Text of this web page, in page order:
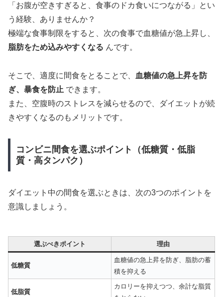
「お腹が空きすぎると、食事のドカ食いにつながる」とい
う経験、ありませんか？
極端な食事制限をすると、次の食事で血糖値が急上昇し、
脂肪をため込みやすくなる んです。
そこで、適度に間食をとることで、
血糖値の急上昇を防
ぎ、暴食を防止 できます。
また、空腹時のストレスを減らせるので、ダイエットが続
きやすくなるのもメリットです。
コンビニ間食を選ぶポイント（低糖質・低脂
質・高タンパク）
ダイエット中の間食を選ぶときは、次の3つのポイントを
意識しましょう。
選ぶべきポイント 理由
低糖質
血糖値の急上昇を防ぎ、脂肪の蓄
積を抑える
低脂質
カロリーを抑えつつ、余計な脂質